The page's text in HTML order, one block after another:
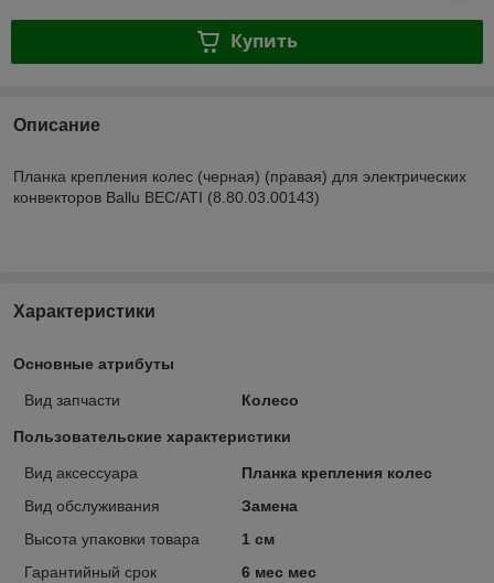
Купить
Описание
Планка крепления колес (черная) (правая) для электрических
конвекторов Ballu BEC/ATI (8.80.03.00143)
Характеристики
Основные атрибуты
Вид запчасти Колесо
Пользовательские характеристики
Вид аксессуара
Планка крепления колес
Вид обслуживания
Замена
Высота упаковки товара
1 см
Гарантийный срок
6 мес мес